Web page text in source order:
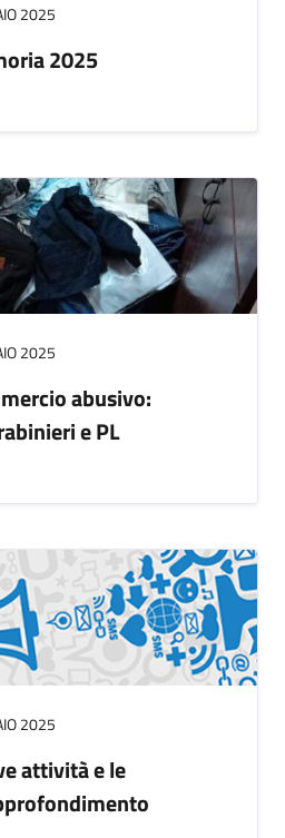
2025
2025
2025
abusivo:
e PL
2025
attività e le